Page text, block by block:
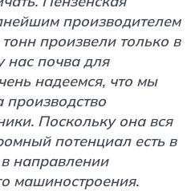
производителем
произвели только в
нас почва для
надеемся, что мы
Поскольку она вся
потенциал есть в
направлении
машиностроения.